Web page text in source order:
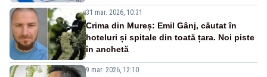
31 mar. 2026, 10:31
Crima din Mureș: Emil Gânj, căutat în
hoteluri și spitale din toată țara. Noi piste
în anchetă
9 mar. 2026, 12:10